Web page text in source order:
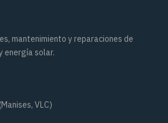
mantenimiento y reparaciones de
energía solar.
VLC)